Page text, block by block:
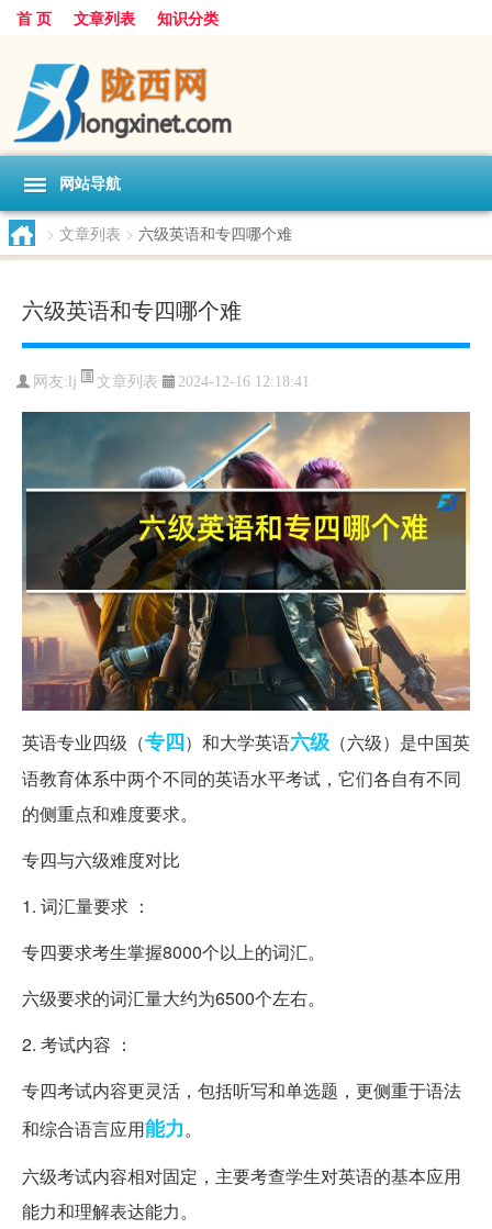
首 页 文章列表 知识分类
网站导航
> 文章列表 > 六级英语和专四哪个难
六级英语和专四哪个难
网友: lj 文章列表 2024-12-16 12:18:41
英语专业四级（专四）和大学英语六级 （六级）是中国英
语教育体系中两个不同的英语水平考试，它们各自有不同
的侧重点和难度要求。
专四与六级难度对比
1. 词汇量要求 ：
专四要求考生掌握8000个以上的词汇。
六级要求的词汇量大约为6500个左右。
2. 考试内容 ：
专四考试内容更灵活，包括听写和单选题，更侧重于语法
和综合语言应用能力。
六级考试内容相对固定，主要考查学生对英语的基本应用
能力和理解表达能力。